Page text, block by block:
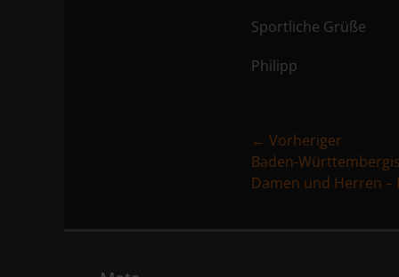
Sportliche Grüße
Philipp
← Vorheriger
Vorheriger
Beitrag:
Baden-
Damen und Herren